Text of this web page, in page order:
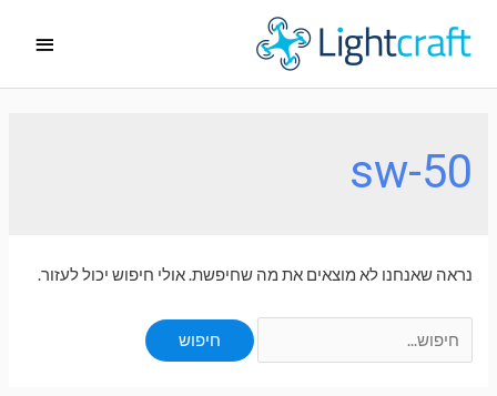
לתוכן
ראשי
sw-50
נראה שאנחנו לא מוצאים את מה שחיפשת. אולי חיפוש יכול לעזור.
for: